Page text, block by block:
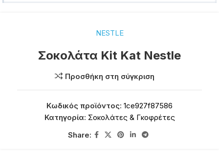
NESTLE
Σοκολάτα Kit Kat Nestle
Προσθήκη στη σύγκριση
Κωδικός προϊόντος: 1ce927f87586
Κατηγορία: Σοκολάτες & Γκοφρέτες
Share: